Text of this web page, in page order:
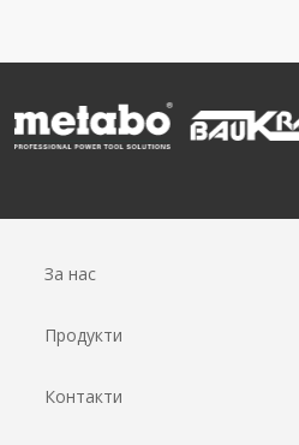
За нас
Продукти
Контакти